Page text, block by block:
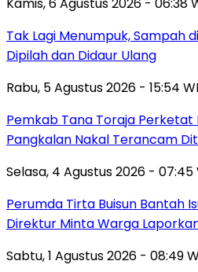
Tak Lagi Menumpuk, Sampah
Dipilah dan Didaur Ulang
Rabu, 5 Agustus 2026 - 15:54
Pemkab Tana Toraja Perketat
Pangkalan Nakal Terancam
Selasa, 4 Agustus 2026 - 07:45
Perumda Tirta Buisun Bantah
Direktur Minta Warga
Sabtu, 1 Agustus 2026 - 08:49